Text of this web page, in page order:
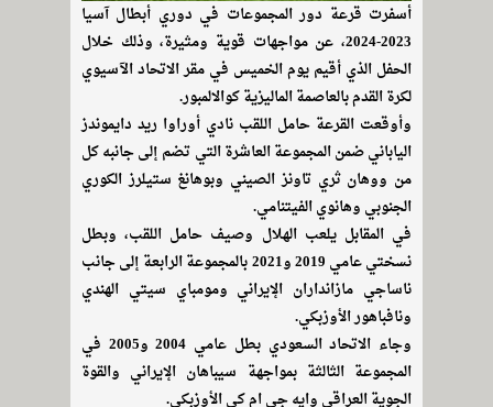
أسفرت قرعة دور المجموعات في دوري أبطال آسيا
2023-2024، عن مواجهات قوية ومثيرة، وذلك خلال
الحفل الذي أقيم يوم الخميس في مقر الاتحاد الآسيوي
لكرة القدم بالعاصمة الماليزية كوالالمبور.
وأوقعت القرعة حامل اللقب نادي أوراوا ريد دايموندز
الياباني ضمن المجموعة العاشرة التي تضم إلى جانبه كل
من ووهان ثري تاونز الصيني وبوهانغ ستيلرز الكوري
الجنوبي وهانوي الفيتنامي.
في المقابل يلعب الهلال وصيف حامل اللقب، وبطل
نسختي عامي 2019 و2021 بالمجموعة الرابعة إلى جانب
ناساجي مازانداران الإيراني ومومباي سيتي الهندي
ونافباهور الأوزبكي.
وجاء الاتحاد السعودي بطل عامي 2004 و2005 في
المجموعة الثالثة بمواجهة سيباهان الإيراني والقوة
الجوية العراقي وايه جي ام كي الأوزبكي.